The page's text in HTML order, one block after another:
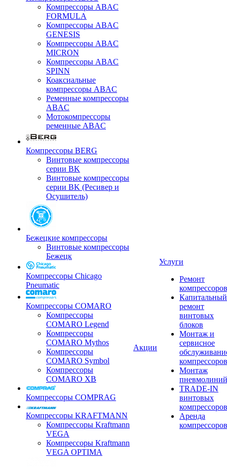
Компрессоры ABAC
FORMULA
Компрессоры ABAC
GENESIS
Компрессоры ABAC
MICRON
Компрессоры ABAC
SPINN
Коаксиальные
компрессоры ABAC
Ременные компрессоры
ABAC
Мотокомпрессоры
ременные ABAC
Компрессоры BERG
Винтовые компрессоры
серии BK
Винтовые компрессоры
серии BK (Ресивер и
Осушитель)
Бежецкие компрессоры
Винтовые компрессоры
Бежецк
Компрессоры Chicago
Pneumatic
Компрессоры COMARO
Компрессоры
COMARO Legend
Компрессоры
COMARO Mythos
Компрессоры
COMARO Symbol
Компрессоры
COMARO XB
Компрессоры COMPRAG
Компрессоры KRAFTMANN
Компрессоры Kraftmann
VEGA
Компрессоры Kraftmann
VEGA OPTIMA
Акции
Услуги
Ремонт
компрессоров
Капитальный
ремонт
винтовых
блоков
Монтаж и
сервисное
компрессоров
Монтаж
пневмолиний
TRADE-IN
винтовых
компрессоров
Аренда
компрессоров